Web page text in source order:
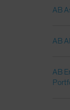
AB
AB
AB